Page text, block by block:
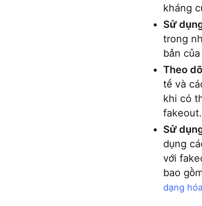
kháng
Sử
trong
bản
Theo
tế và
khi có
fakeout.
Sử
dụng
với
bao
dạng hóa